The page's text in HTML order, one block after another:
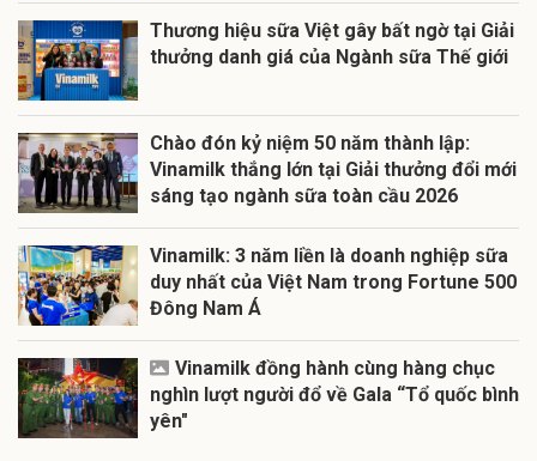
Thương hiệu sữa Việt gây bất ngờ tại Giải
thưởng danh giá của Ngành sữa Thế giới
Chào đón kỷ niệm 50 năm thành lập:
Vinamilk thắng lớn tại Giải thưởng đổi mới
sáng tạo ngành sữa toàn cầu 2026
Vinamilk: 3 năm liền là doanh nghiệp sữa
duy nhất của Việt Nam trong Fortune 500
Đông Nam Á
Vinamilk đồng hành cùng hàng chục
nghìn lượt người đổ về Gala “Tổ quốc bình
yên"